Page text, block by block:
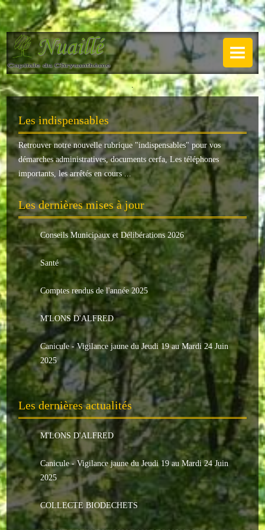
NUAILLÉ
Plan de Nuaillé
Sentiers pédestres
Guide annuel
Histoire
Galerie
LA MAIRIE
Horaires
Agence postale
Le conseil municipal
Les élus
Les commissions
Les comptes rendus
Le personnel communal
L'Echo de Nuaillé
Tarifs et locations
Galeries photos
INDISPENSABLES
Nouveaux arrivants
.
Les indispensables
Retrouver notre nouvelle rubrique "indispensables" pour vos
démarches administratives, documents cerfa, Les téléphones
importants, les arrêtés en cours ...
Les dernières mises à jour
Conseils Municipaux et Délibérations 2026
Santé
Comptes rendus de l'année 2025
M'LONS D'ALFRED
Canicule - Vigilance jaune du Jeudi 19 au Mardi 24 Juin
2025
Les dernières actualités
M'LONS D'ALFRED
Canicule - Vigilance jaune du Jeudi 19 au Mardi 24 Juin
2025
COLLECTE BIODECHETS